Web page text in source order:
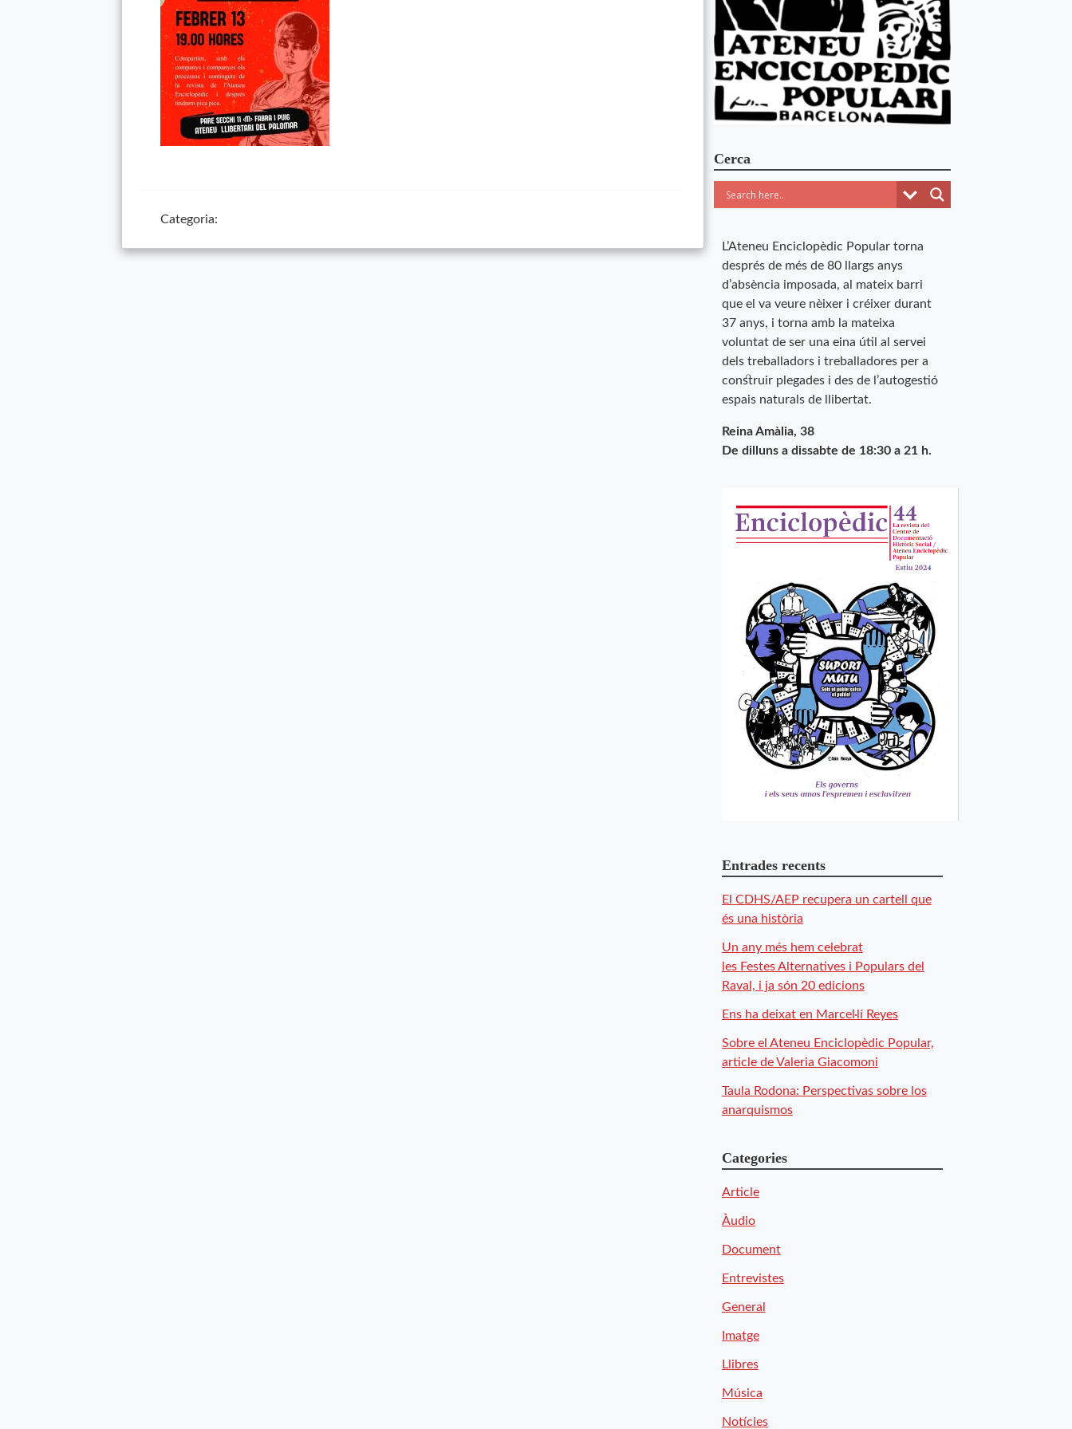
Categoria:
Cerca
L’Ateneu Enciclopèdic Popular torna
després de més de 80 llargs anys
d’absència imposada, al mateix barri
que el va veure nèixer i créixer durant
37 anys, i torna amb la mateixa
voluntat de ser una eina útil al servei
dels treballadors i treballadores per a
construir plegades i des de l’autogestió
espais naturals de llibertat.
Reina Amàlia, 38
De dilluns a dissabte de 18:30 a 21 h.
Entrades recents
El CDHS/AEP recupera un cartell que
és una història
Un any més hem celebrat
les Festes Alternatives i Populars del
Raval, i ja són 20 edicions
Ens ha deixat en Marcel·lí Reyes
Sobre el Ateneu Enciclopèdic Popular,
article de Valeria Giacomoni
Taula Rodona: Perspectivas sobre los
anarquismos
Categories
Article
Àudio
Document
Entrevistes
General
Imatge
Llibres
Música
Notícies